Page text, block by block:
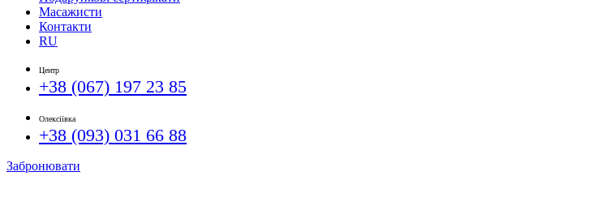
Масажисти
Контакти
RU
Центр
+38 (067) 197 23 85
Олексіївка
+38 (093) 031 66 88
Забронювати